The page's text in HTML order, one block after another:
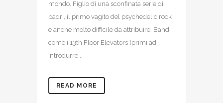
mondo. Figlio di una sconfinata serie di
padri, il primo vagito del psychedelic rock
è anche molto difficile da attribuire. Band
come i 13th Floor Elevators (primi ad
introdurre...
READ MORE